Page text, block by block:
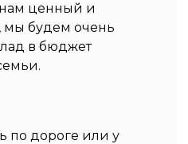
нам ценный и
будем очень
в бюджет
по дороге или у